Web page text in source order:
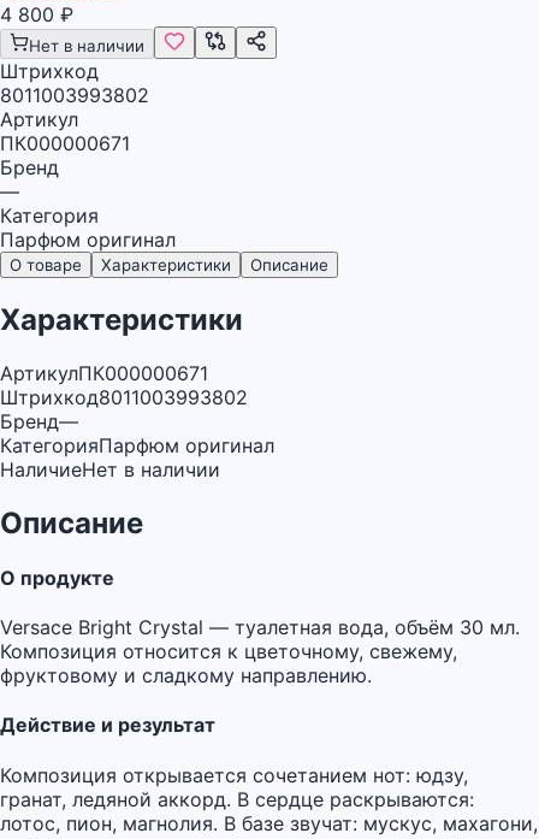
4 800 ₽
Нет в наличии
Штрихкод
8011003993802
Артикул
ПК000000671
Бренд
—
Категория
Парфюм оригинал
О товаре Характеристики Описание
Характеристики
АртикулПК000000671
Штрихкод8011003993802
Бренд—
КатегорияПарфюм оригинал
НаличиеНет в наличии
Описание
О продукте
Versace Bright Crystal — туалетная вода, объём 30 мл.
Композиция относится к цветочному, свежему,
фруктовому и сладкому направлению.
Действие и результат
Композиция открывается сочетанием нот: юдзу,
гранат, ледяной аккорд. В сердце раскрываются:
лотос, пион, магнолия. В базе звучат: мускус, махагони,